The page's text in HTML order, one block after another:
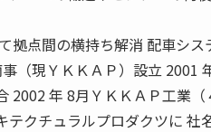
拠点間の横持ち解消 配車シ
（現ＹＫＫＡＰ）設立 2001
2002 年 8月ＹＫＫＡＰ工業
テクチュラルプロダクツに 社